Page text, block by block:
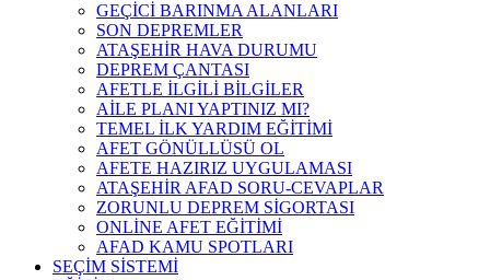
GEÇİCİ BARINMA ALANLARI
SON DEPREMLER
ATAŞEHİR HAVA DURUMU
DEPREM ÇANTASI
AFETLE İLGİLİ BİLGİLER
AİLE PLANI YAPTINIZ MI?
TEMEL İLK YARDIM EĞİTİMİ
AFET GÖNÜLLÜSÜ OL
AFETE HAZIRIZ UYGULAMASI
ATAŞEHİR AFAD SORU-CEVAPLAR
ZORUNLU DEPREM SİGORTASI
ONLİNE AFET EĞİTİMİ
AFAD KAMU SPOTLARI
SEÇİM SİSTEMİ